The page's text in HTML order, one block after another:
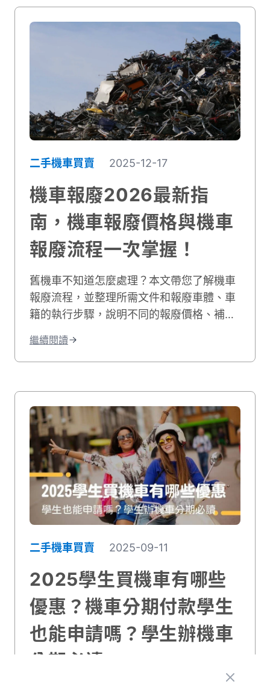
二手機車買賣 2025-12-17
機車報廢2026最新指
南，機車報廢價格與機車
報廢流程一次掌握！
舊機車不知道怎麼處理？本文帶您了解機車
報廢流程，並整理所需文件和報廢車體、車
籍的執行步驟，說明不同的報廢價格、補助
收方案，讓您輕鬆解決舊車問題、兼顧環保
與荷包！
繼續閱讀
二手機車買賣 2025-09-11
2025學生買機車有哪些
優惠？機車分期付款學生
也能申請嗎？學生辦機車
分期必讀